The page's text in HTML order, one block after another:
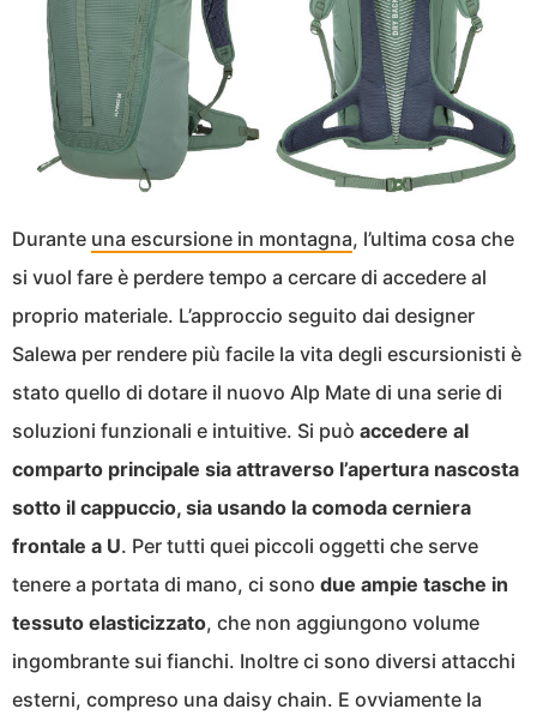
Durante una escursione in montagna, l’ultima cosa che
si vuol fare è perdere tempo a cercare di accedere al
proprio materiale. L’approccio seguito dai designer
Salewa per rendere più facile la vita degli escursionisti è
stato quello di dotare il nuovo Alp Mate di una serie di
soluzioni funzionali e intuitive. Si può accedere al
comparto principale sia attraverso l’apertura nascosta
sotto il cappuccio, sia usando la comoda cerniera
frontale a U. Per tutti quei piccoli oggetti che serve
tenere a portata di mano, ci sono due ampie tasche in
tessuto elasticizzato, che non aggiungono volume
ingombrante sui fianchi. Inoltre ci sono diversi attacchi
esterni, compreso una daisy chain. E ovviamente la